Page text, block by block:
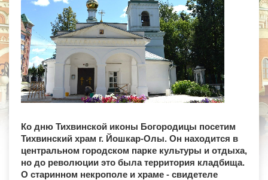
Ко дню Тихвинской иконы Богородицы посетим
Тихвинский храм г. Йошкар-Олы. Он находится в
центральном городском парке культуры и отдыха,
но до революции это была территория кладбища.
О старинном некрополе и храме - свидетеле